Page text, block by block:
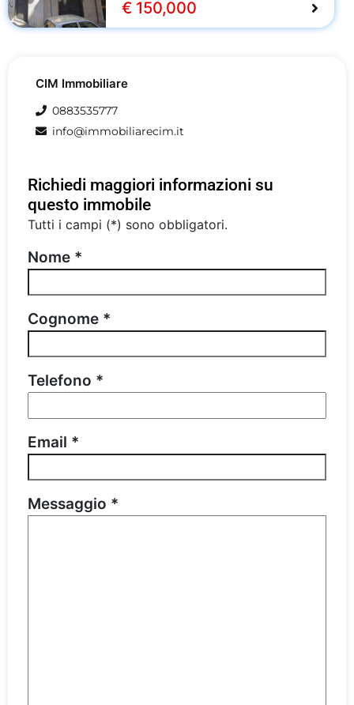
€ 150,000
CIM Immobiliare
0883535777
info@immobiliarecim.it
Richiedi maggiori informazioni su
questo immobile
Tutti i campi (*) sono obbligatori.
Nome *
Cognome *
Telefono *
Email *
Messaggio *